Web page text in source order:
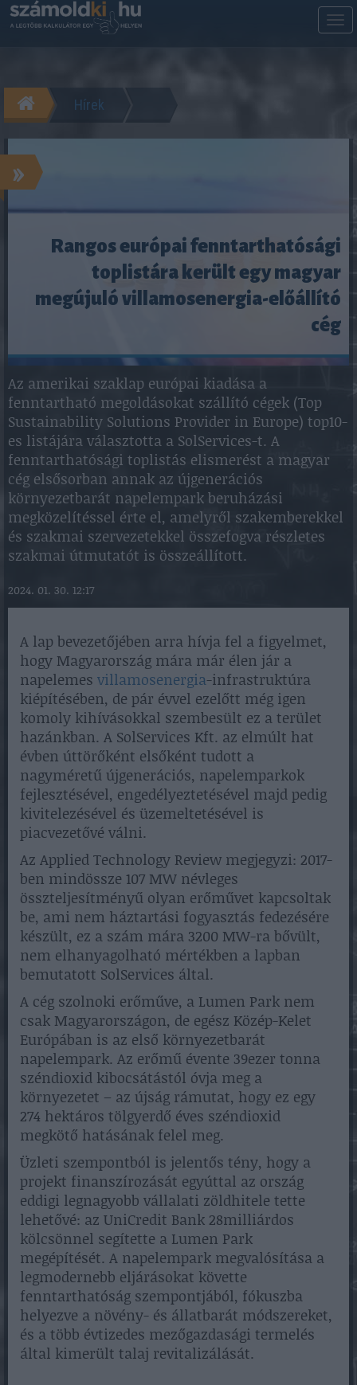
Hírek
»
Rangos európai fenntarthatósági
toplistára került egy magyar
megújuló villamosenergia-előállító
cég
Az amerikai szaklap európai kiadása a
fenntartható megoldásokat szállító cégek (Top
Sustainability Solutions Provider in Europe) top10-
es listájára választotta a SolServices-t. A
fenntarthatósági toplistás elismerést a magyar
cég elsősorban annak az újgenerációs
környezetbarát napelempark beruházási
megközelítéssel érte el, amelyről szakemberekkel
és szakmai szervezetekkel összefogva részletes
szakmai útmutatót is összeállított.
2024. 01. 30. 12:17
A lap bevezetőjében arra hívja fel a figyelmet,
hogy Magyarország mára már élen jár a
napelemes villamosenergia-infrastruktúra
kiépítésében, de pár évvel ezelőtt még igen
komoly kihívásokkal szembesült ez a terület
hazánkban. A SolServices Kft. az elmúlt hat
évben úttörőként elsőként tudott a
nagyméretű újgenerációs, napelemparkok
fejlesztésével, engedélyeztetésével majd pedig
kivitelezésével és üzemeltetésével is
piacvezetővé válni.
Az Applied Technology Review megjegyzi: 2017-
ben mindössze 107 MW névleges
összteljesítményű olyan erőművet kapcsoltak
be, ami nem háztartási fogyasztás fedezésére
készült, ez a szám mára 3200 MW-ra bővült,
nem elhanyagolható mértékben a lapban
bemutatott SolServices által.
A cég szolnoki erőműve, a Lumen Park nem
csak Magyarországon, de egész Közép-Kelet
Európában is az első környezetbarát
napelempark. Az erőmű évente 39ezer tonna
széndioxid kibocsátástól óvja meg a
környezetet – az újság rámutat, hogy ez egy
274 hektáros tölgyerdő éves széndioxid
megkötő hatásának felel meg.
Üzleti szempontból is jelentős tény, hogy a
projekt finanszírozását egyúttal az ország
eddigi legnagyobb vállalati zöldhitele tette
lehetővé: az UniCredit Bank 28milliárdos
kölcsönnel segítette a Lumen Park
megépítését. A napelempark megvalósítása a
legmodernebb eljárásokat követte
fenntarthatóság szempontjából, fókuszba
helyezve a növény- és állatbarát módszereket,
és a több évtizedes mezőgazdasági termelés
által kimerült talaj revitalizálását.